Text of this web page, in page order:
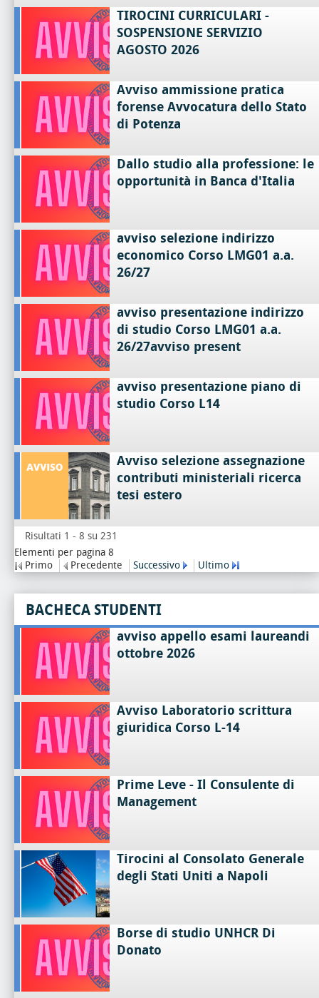
TIROCINI CURRICULARI -
SOSPENSIONE SERVIZIO
AGOSTO 2026
Avviso ammissione pratica
forense Avvocatura dello Stato
di Potenza
Dallo studio alla professione: le
opportunità in Banca d'Italia
avviso selezione indirizzo
economico Corso LMG01 a.a.
26/27
avviso presentazione indirizzo
di studio Corso LMG01 a.a.
26/27avviso present
avviso presentazione piano di
studio Corso L14
Avviso selezione assegnazione
contributi ministeriali ricerca
tesi estero
Risultati 1 - 8 su 231
Elementi per pagina 8
Primo
Precedente Successivo Ultimo
BACHECA STUDENTI
avviso appello esami laureandi
ottobre 2026
Avviso Laboratorio scrittura
giuridica Corso L-14
Prime Leve - Il Consulente di
Management
Tirocini al Consolato Generale
degli Stati Uniti a Napoli
Borse di studio UNHCR Di
Donato